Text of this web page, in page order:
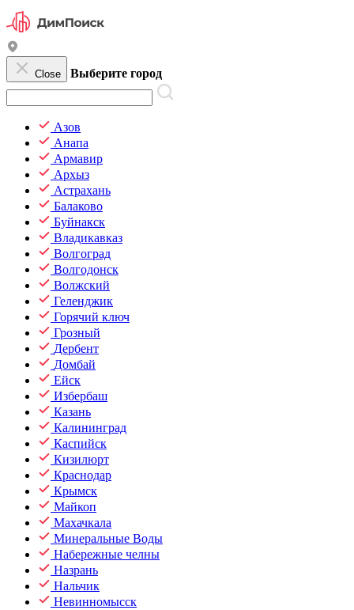
Close Выберите город
Азов
Анапа
Армавир
Архыз
Астрахань
Балаково
Буйнакск
Владикавказ
Волгоград
Волгодонск
Волжский
Геленджик
Горячий ключ
Грозный
Дербент
Домбай
Ейск
Избербаш
Казань
Калининград
Каспийск
Кизилюрт
Краснодар
Крымск
Майкоп
Махачкала
Минеральные Воды
Набережные челны
Назрань
Нальчик
Невинномысск